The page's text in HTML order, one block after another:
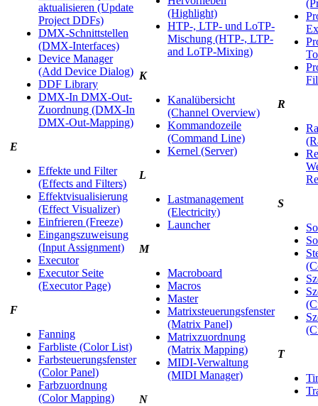
aktualisieren (Update
Project DDFs)
DMX-Schnittstellen
(DMX-Interfaces)
Device Manager
(Add Device Dialog)
DDF Library
DMX-In DMX-Out-
Zuordnung (DMX-In
DMX-Out-Mapping)
E
Effekte und Filter
(Effects and Filters)
Effektvisualisierung
(Effect Visualizer)
Einfrieren (Freeze)
Eingangszuweisung
(Input Assignment)
Executor
Executor Seite
(Executor Page)
F
Fanning
Farbliste (Color List)
Farbsteuerungsfenster
(Color Panel)
Farbzuordnung
(Color Mapping)
(Highlight)
HTP-, LTP- und LoTP-
Mischung (HTP-, LTP-
and LoTP-Mixing)
K
Kanalübersicht
(Channel Overview)
Kommandozeile
(Command Line)
Kernel (Server)
L
Lastmanagement
(Electricity)
Launcher
M
Macroboard
Macros
Master
Matrixsteuerungsfenster
(Matrix Panel)
Matrixzuordnung
(Matrix Mapping)
MIDI-Verwaltung
(MIDI Manager)
N
R
S
T